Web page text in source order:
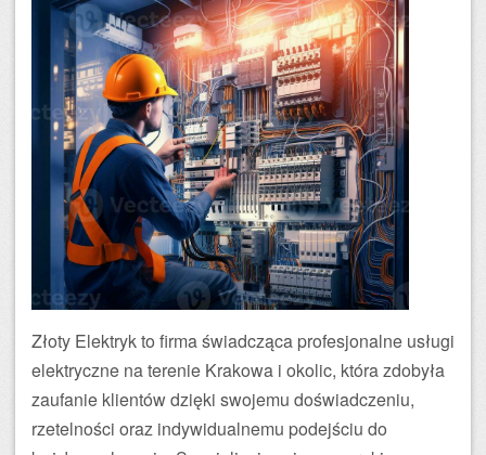
Złoty Elektryk to firma świadcząca profesjonalne usługi
elektryczne na terenie Krakowa i okolic, która zdobyła
zaufanie klientów dzięki swojemu doświadczeniu,
rzetelności oraz indywidualnemu podejściu do